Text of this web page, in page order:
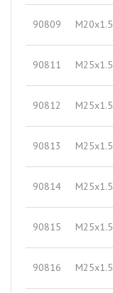
90809 M20x1.5
90811 M25x1.5
90812 M25x1.5
90813 M25x1.5
90814 M25x1.5
90815 M25x1.5
90816 M25x1.5